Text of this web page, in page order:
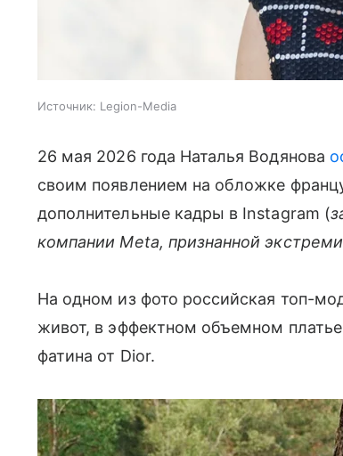
Источник: Legion-Media
26 мая 2026 года Наталья Водянова
своим появлением на обложке
дополнительные кадры в Instagram (
компании Meta, признанной
На одном из фото российская топ-
живот, в эффектном объемном
фатина от Dior.